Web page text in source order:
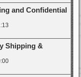
and Confidential
Shipping &